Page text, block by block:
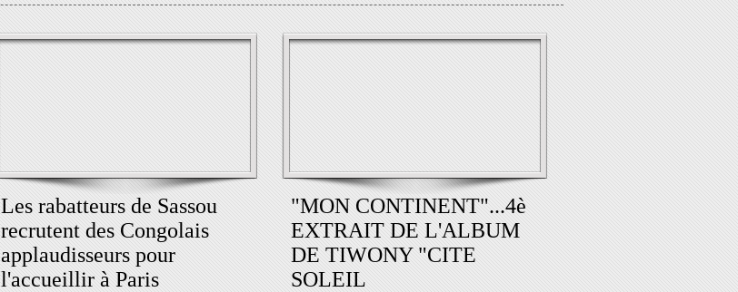
Les rabatteurs de Sassou
recrutent des Congolais
applaudisseurs pour
l'accueillir à Paris
"MON CONTINENT"...4è
EXTRAIT DE L'ALBUM
DE TIWONY "CITE
SOLEIL